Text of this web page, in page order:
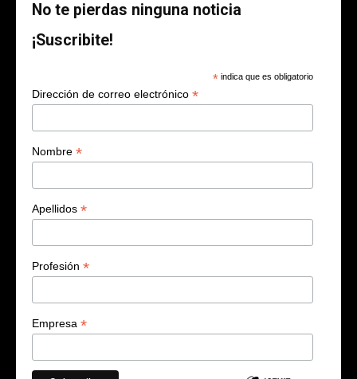
No te pierdas ninguna noticia
¡Suscribite!
* indica que es obligatorio
Dirección de correo electrónico *
Nombre *
Apellidos *
Profesión *
Empresa *